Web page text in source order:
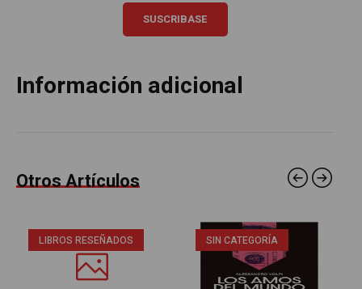
SUSCRIBASE
Información adicional
Otros Artículos
LIBROS RESEÑADOS SIN CATEGORÍA